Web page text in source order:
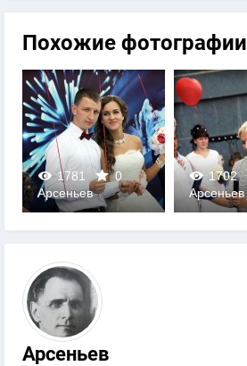
Похожие фотографии
1781
0
0
Арсеньев
1702
0
Арсеньев
Арсеньев